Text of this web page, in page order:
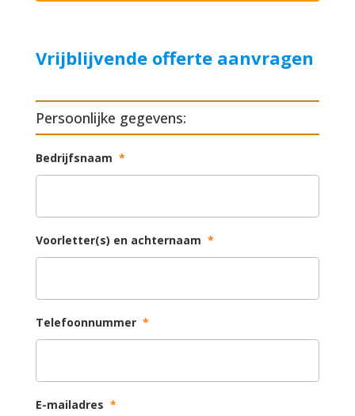
Vrijblijvende offerte aanvragen
Persoonlijke gegevens:
Bedrijfsnaam *
Voorletter(s) en achternaam *
Telefoonnummer *
E-mailadres *